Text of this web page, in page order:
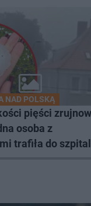
NAD POLSKĄ
pięści
osoba z
trafiła do